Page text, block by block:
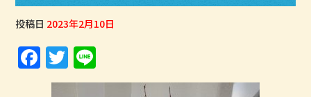
投稿日 2023年2月10日
F
a
T
w n